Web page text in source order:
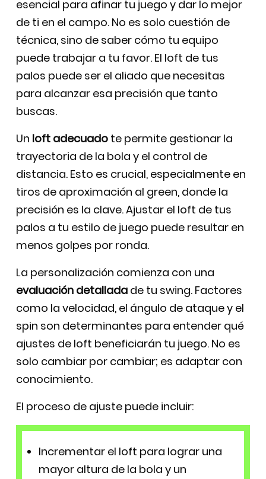
esencial para afinar tu juego y dar lo mejor
de ti en el campo. No es solo cuestión de
técnica, sino de saber cómo tu equipo
puede trabajar a tu favor. El loft de tus
palos puede ser el aliado que necesitas
para alcanzar esa precisión que tanto
buscas.
Un loft adecuado te permite gestionar la
trayectoria de la bola y el control de
distancia. Esto es crucial, especialmente en
tiros de aproximación al green, donde la
precisión es la clave. Ajustar el loft de tus
palos a tu estilo de juego puede resultar en
menos golpes por ronda.
La personalización comienza con una
evaluación detallada de tu swing. Factores
como la velocidad, el ángulo de ataque y el
spin son determinantes para entender qué
ajustes de loft beneficiarán tu juego. No es
solo cambiar por cambiar; es adaptar con
conocimiento.
El proceso de ajuste puede incluir:
Incrementar el loft para lograr una
mayor altura de la bola y un